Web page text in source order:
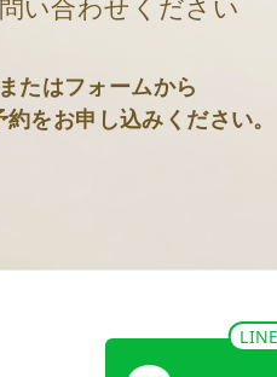
い合わせください
たはフォームから
をお申し込みください。